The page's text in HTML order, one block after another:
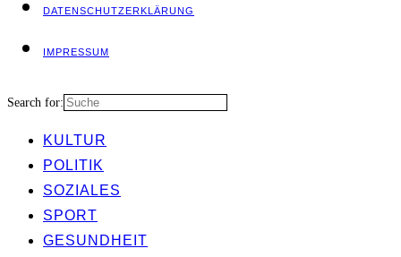
DATEN­SCHUTZ­ER­KLÄ­RUNG
IMPRES­SUM
Search for:
KUL­TUR
POLI­TIK
SOZIA­LES
SPORT
GESUND­HEIT